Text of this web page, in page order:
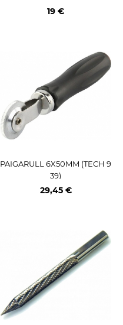
ETALL
19 €
PAIGARULL 6X50MM (TECH 9
39)
29,45 €